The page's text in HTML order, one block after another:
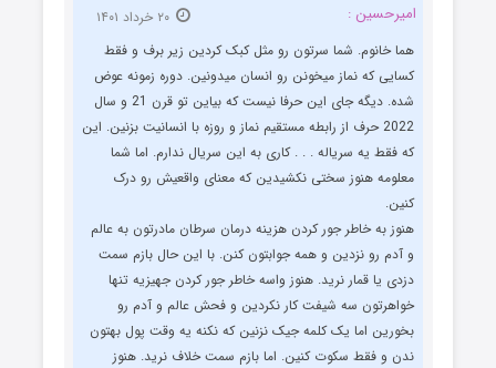
امیرحسین :
هما خانوم. شما سرتون رو مثل کبک کردین زیر برف و فقط
کسایی که نماز میخونن رو انسان میدونین. دوره زمونه عوض
شده. دیگه جای این حرفا نیست که بیاین تو قرن 21 و سال
2022 حرف از رابطه مستقیم نماز و روزه با انسانیت بزنین. این
که فقط یه سریاله . . . کاری به این سریال ندارم. اما شما
معلومه هنوز سختی نکشیدین که معنای واقعیش رو درک
کنین.
هنوز به خاطر جور کردن هزینه درمان سرطان مادرتون به عالم
و آدم رو نزدین و همه جوابتون کنن. با این حال بازم سمت
دزدی یا قمار نرید. هنوز واسه خاطر جور کردن جهیزیه تنها
خواهرتون سه شیفت کار نکردین و فحش عالم و آدم رو
بخورین اما یک کلمه جیک نزنین که نکنه یه وقت پول بهتون
ندن و فقط سکوت کنین. اما بازم سمت خلاف نرید. هنوز